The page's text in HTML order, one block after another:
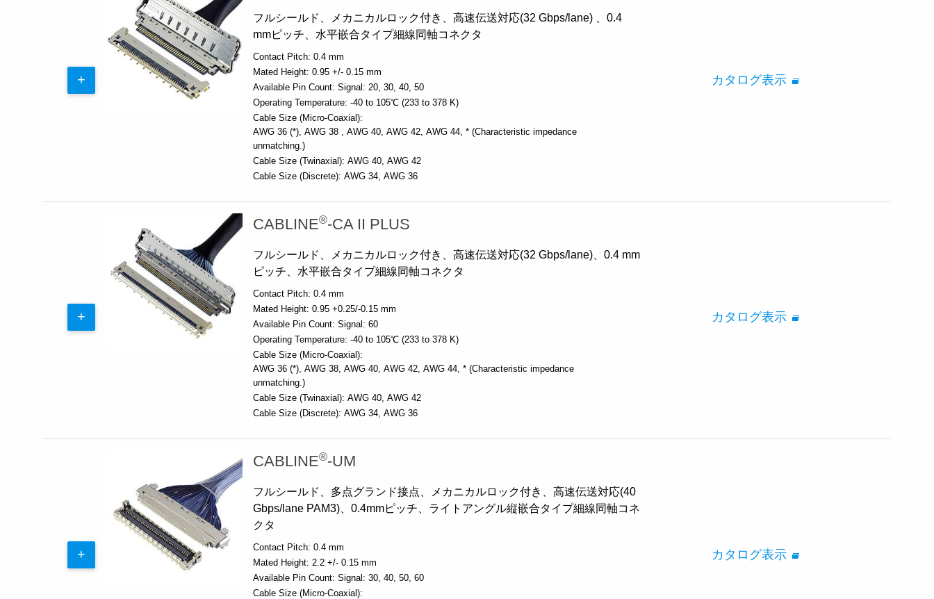
フルシールド、メカニカルロック付き、高速伝送対応(32 Gbps/lane) 、0.4
mmピッチ、水平嵌合タイプ細線同軸コネクタ
Contact Pitch: 0.4 mm
Mated Height: 0.95 +/- 0.15 mm
Available Pin Count: Signal: 20, 30, 40, 50
Operating Temperature: -40 to 105℃ (233 to 378 K)
Cable Size (Micro-Coaxial):
AWG 36 (*) AWG 38 AWG 40 AWG 42 AWG 44 * (Characteristic impedance
unmatching.)
Cable Size (Twinaxial): AWG 40 AWG 42
Cable Size (Discrete): AWG 34 AWG 36
カタログ表示
CABLINE®-CA II PLUS
フルシールド、メカニカルロック付き、高速伝送対応(32 Gbps/lane)、0.4 mm
ピッチ、水平嵌合タイプ細線同軸コネクタ
Contact Pitch: 0.4 mm
Mated Height: 0.95 +0.25/-0.15 mm
Available Pin Count: Signal: 60
Operating Temperature: -40 to 105℃ (233 to 378 K)
Cable Size (Micro-Coaxial):
AWG 36 (*) AWG 38 AWG 40 AWG 42 AWG 44 * (Characteristic impedance
unmatching.)
Cable Size (Twinaxial): AWG 40 AWG 42
Cable Size (Discrete): AWG 34 AWG 36
カタログ表示
CABLINE®-UM
フルシールド、多点グランド接点、メカニカルロック付き、高速伝送対応(40
Gbps/lane PAM3)、0.4mmピッチ、ライトアングル縦嵌合タイプ細線同軸コネ
クタ
Contact Pitch: 0.4 mm
Mated Height: 2.2 +/- 0.15 mm
Available Pin Count: Signal: 30, 40, 50, 60
Cable Size (Micro-Coaxial):
カタログ表示